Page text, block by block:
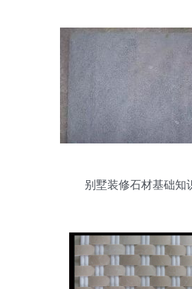
别墅装修石材基础知